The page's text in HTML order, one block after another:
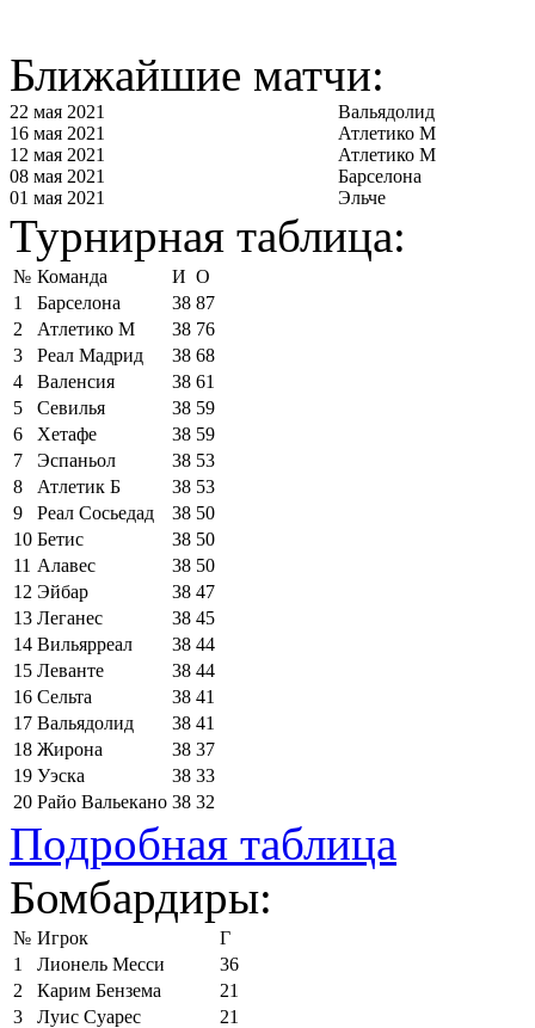
Ближайшие матчи:
22 мая 2021
Вальядолид
16 мая 2021
Атлетико М
12 мая 2021
Атлетико М
08 мая 2021
Барселона
01 мая 2021
Эльче
Турнирная таблица:
№ Команда И О
1
Барселона 38 87
2
Атлетико М 38 76
3
Реал Мадрид 38 68
4
Валенсия 38 61
5
Севилья 38 59
6
Хетафе 38 59
7
Эспаньол 38 53
8
Атлетик Б 38 53
9
Реал Сосьедад 38 50
10 Бетис 38 50
11 Алавес 38 50
12 Эйбар 38 47
13 Леганес 38 45
14 Вильярреал 38 44
15 Леванте 38 44
16 Сельта 38 41
17 Вальядолид 38 41
18 Жирона 38 37
19 Уэска 38 33
20 Райо Вальекано 38 32
Подробная таблица
Бомбардиры:
№ Игрок
Г
1
Лионель Месси
36
2
Карим Бензема
21
3
Луис Суарес
21